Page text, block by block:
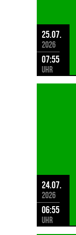
25.07.
2026
07:55
Uhr
24.07.
2026
06:55
Uhr